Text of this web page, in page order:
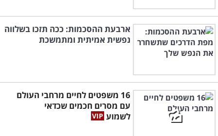
ארבעת ההסכמות: ככה תזכו בשלווה
נפשית אמיתית ומתמשכת
16 משפטים לחיים מרחבי העולם
עם מסרים חכמים שכדאי
לשמוע